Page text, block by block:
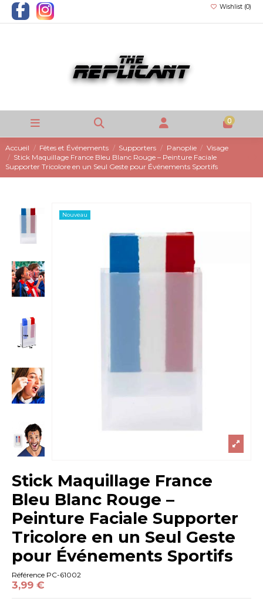
Wishlist (0)
0
Accueil Fêtes et Événements Supporters Panoplie
Visage
Stick Maquillage France Bleu Blanc Rouge – Peinture Faciale
Supporter Tricolore en un Seul Geste pour Événements Sportifs
Nouveau
Stick Maquillage France
Bleu Blanc Rouge –
Peinture Faciale Supporter
Tricolore en un Seul Geste
pour Événements Sportifs
Référence PC-61002
3,99 €